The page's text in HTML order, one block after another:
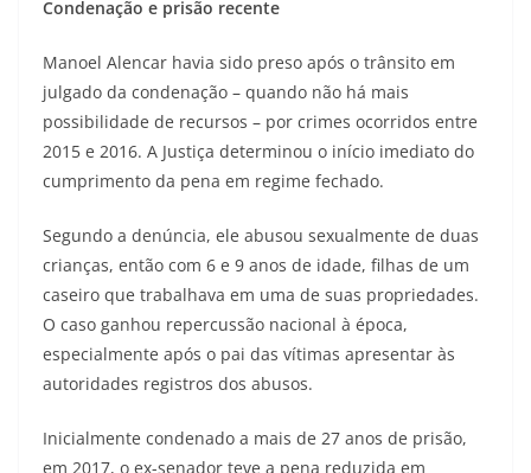
Condenação e prisão recente
Manoel Alencar havia sido preso após o trânsito em
julgado da condenação – quando não há mais
possibilidade de recursos – por crimes ocorridos entre
2015 e 2016. A Justiça determinou o início imediato do
cumprimento da pena em regime fechado.
Segundo a denúncia, ele abusou sexualmente de duas
crianças, então com 6 e 9 anos de idade, filhas de um
caseiro que trabalhava em uma de suas propriedades.
O caso ganhou repercussão nacional à época,
especialmente após o pai das vítimas apresentar às
autoridades registros dos abusos.
Inicialmente condenado a mais de 27 anos de prisão,
em 2017, o ex-senador teve a pena reduzida em